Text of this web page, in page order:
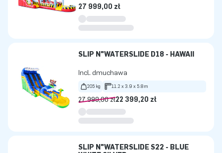
27 999,00 zł
SLIP N"WATERSLIDE D18 - HAWAII
Incl. dmuchawa
205 kg 11.2 x 3.9 x 5.8m
27 999,00 zł22 399,20 zł
SLIP N"WATERSLIDE S22 - BLUE